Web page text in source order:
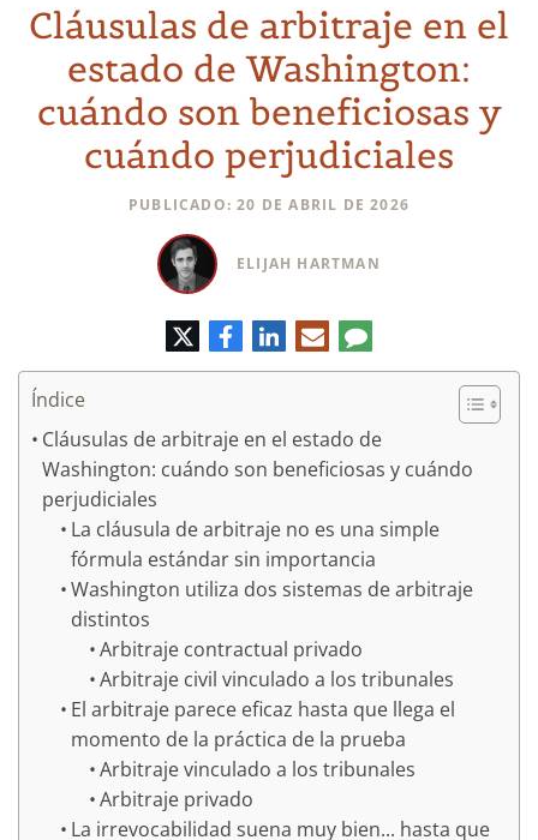
Cláusulas de arbitraje en el
estado de Washington:
cuándo son beneficiosas y
cuándo perjudiciales
PUBLICADO: 20 DE ABRIL DE 2026
ELIJAH HARTMAN
TwitterFacebook
LinkedIn
Correo
electrónico
Comentario
Índice
Cláusulas de arbitraje en el estado de
Washington: cuándo son beneficiosas y cuándo
perjudiciales
La cláusula de arbitraje no es una simple
fórmula estándar sin importancia
Washington utiliza dos sistemas de arbitraje
distintos
Arbitraje contractual privado
Arbitraje civil vinculado a los tribunales
El arbitraje parece eficaz hasta que llega el
momento de la práctica de la prueba
Arbitraje vinculado a los tribunales
Arbitraje privado
La irrevocabilidad suena muy bien... hasta que